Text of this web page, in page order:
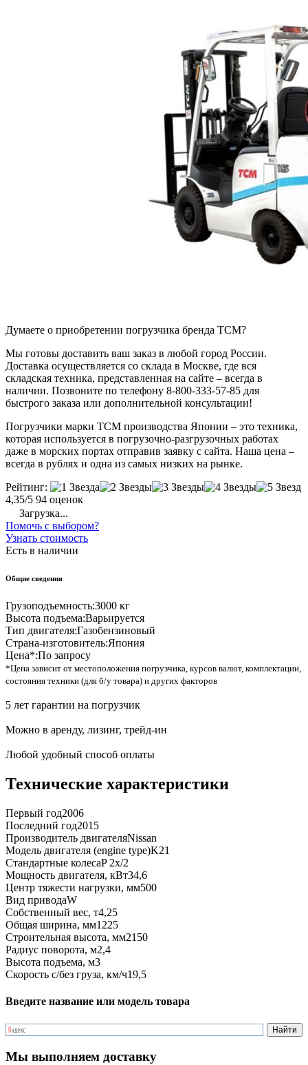
Думаете о приобретении погрузчика бренда TCM?
Мы готовы доставить ваш заказ в любой город России.
Доставка осуществляется со склада в Москве, где вся
складская техника, представленная на сайте – всегда в
наличии. Позвоните по телефону 8-800-333-57-85 для
быстрого заказа или дополнительной консультации!
Погрузчики марки TCM производства Японии – это техника,
которая используется в погрузочно-разгрузочных работах
даже в морских портах отправив заявку с сайта. Наша цена –
всегда в рублях и одна из самых низких на рынке.
Рейтинг:
4,35/5 94 оценок
Загрузка...
Помочь с выбором?
Узнать стоимость
Есть в наличии
Общие сведения
Грузоподъемность:3000 кг
Высота подъема:Варьируется
Тип двигателя:Газобензиновый
Страна-изготовитель:Япония
Цена*:По запросу
*Цена зависит от местоположения погрузчика, курсов валют, комплектации,
состояния техники (для б/у товара) и других факторов
5 лет гарантии на погрузчик
Можно в аренду, лизинг, трейд-ин
Любой удобный способ оплаты
Технические характеристики
Первый год2006
Последний год2015
Производитель двигателяNissan
Модель двигателя (engine type)K21
Стандартные колесаP 2x/2
Мощность двигателя, кВт34,6
Центр тяжести нагрузки, мм500
Вид приводаW
Собственный вес, т4,25
Общая ширина, мм1225
Строительная высота, мм2150
Радиус поворота, м2,4
Высота подъема, м3
Скорость с/без груза, км/ч19,5
Введите название или модель товара
Мы выполняем доставку